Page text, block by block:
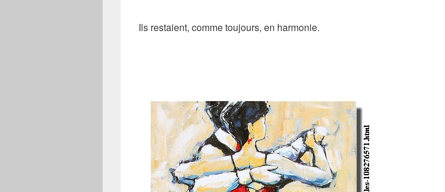
Ils restaient, comme toujours, en harmonie.